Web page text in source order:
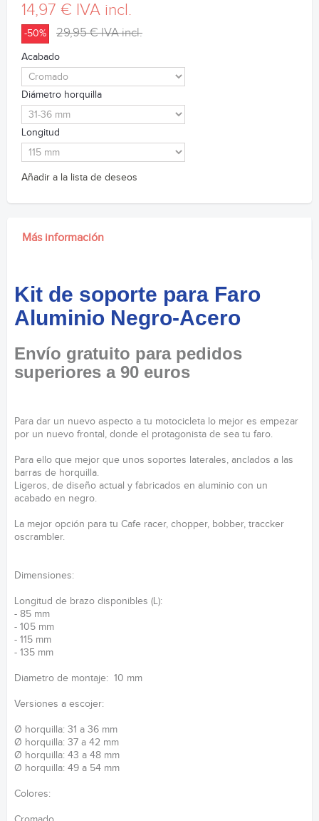
14,97 € IVA incl.
-50% 29,95 €IVA incl.
Acabado
Diámetro horquilla
Longitud
Añadir a la lista de deseos
Más información
Kit de soporte para Faro
Aluminio Negro-Acero
Envío gratuito para pedidos
superiores a 90 euros
Para dar un nuevo aspecto a tu motocicleta lo mejor es empezar
por un nuevo frontal, donde el protagonista de sea tu faro.
Para ello que mejor que unos soportes laterales, anclados a las
barras de horquilla.
Ligeros, de diseño actual y fabricados en aluminio con un
acabado en negro.
La mejor opción para tu Cafe racer, chopper, bobber, traccker
oscrambler.
Dimensiones:
Longitud de brazo disponibles (L):
- 85 mm
- 105 mm
- 115 mm
- 135 mm
Diametro de montaje: 10 mm
Versiones a escojer:
Ø horquilla: 31 a 36 mm
Ø horquilla: 37 a 42 mm
Ø horquilla: 43 a 48 mm
Ø horquilla: 49 a 54 mm
Colores: